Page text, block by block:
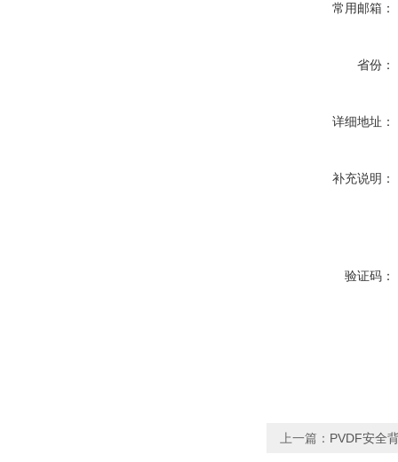
常用邮箱：
省份：
详细地址：
补充说明：
验证码：
上一篇： PVDF安全